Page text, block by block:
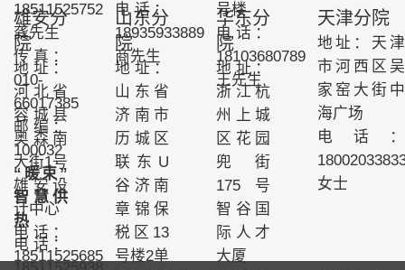
18511525752
龚先生
传真：
010-
66017385
邮编：
100032
“暖束”
智慧供
热
电话：
电话：
18935933889
商先生
号楼
电话：
18103680789
王先生
雄安分
院
地址：
河北省
容城县
奥森南
大街1号
雄安设
计中心
电话：
18511525685
山东分
院
地址：
山东省
济南市
历城区
联东U
谷济南
章锦保
税区13
号楼2单
华东分
院
地址：
浙江杭
州上城
区花园
兜街
175号
智谷国
际人才
大厦
天津分院
地址：天津
市河西区吴
家窑大街中
海广场
电话：
女士